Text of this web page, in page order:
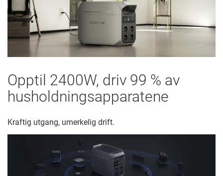
Opptil 2400W, driv 99 % av
husholdningsapparatene
Kraftig utgang, umerkelig drift.